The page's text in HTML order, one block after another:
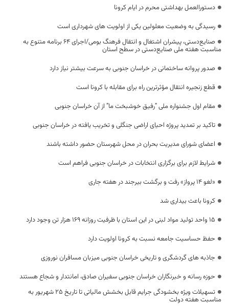
دستورالعمل بهداشتی محرم در ایام کرونا
رسیدگی به وضعیت معلولین یکی از اولویت های شهرداری است
صنایع‌دستی، پیشران اشتغال و انتقال فرهنگ بومی/اجرای ۶۴ برنامه متنوع به
مناسبت هفته ملی صنایع‌دستی در سطح استان
صدور پروانه ساختمانی در خراسان جنوبی به سرعت بیشتر نیاز دارد
قطع زنجیره‌ انتقال مؤثرترین راه برای مقابله با کرونا است
مقام اول جشنواره ملی “رفیق خوشبخت ما” از آن خراسان جنوبی
تاکید بر تمدید پروژه احیای اراضی جنگلی و تخریب یافته در خراسان جنوبی
اعضای شورای مدیریت بحران در محل شهرستان حضور داشته باشند
شرایط لازم برای برگزاری انتخابات در خراسان جنوبی فراهم است
«لغو 14 پرواز» رفت و برگشت بیرجند در هفته جاری
کرونا باعث بیداری شد
۱۵ واحد تولید مواد لبنی در این استان با ظرفیت روزانه ۱۶۹ هزار تن وجود دارد
حفظ حساسیت جامعه نسبت به کرونا اولویت دارد
جاذبه های گردشگری و تاریخی خراسان جنوبی میزبان مسافران نوروزی
حوزه رسانه و خبرنگاران خراسان جنوبی سفیران صادق، امانتدار و شجاع هستند
تسهیلات ویژه بخشودگی جرایم قابل بخشش مالیاتی تا تاریخ ۲۵ شهریور به
مناسبت هفته دولت